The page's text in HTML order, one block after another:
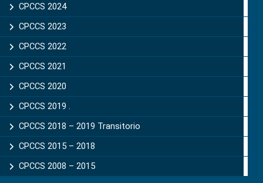
CPCCS 2024
CPCCS 2023
CPCCS 2022
CPCCS 2021
CPCCS 2020
CPCCS 2019 .
CPCCS 2018 – 2019 Transitorio
CPCCS 2015 – 2018
CPCCS 2008 – 2015